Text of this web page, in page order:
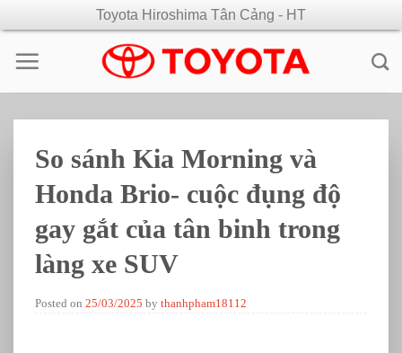
to
content
Toyota Hiroshima Tân Cảng - HT
So sánh Kia Morning và
Honda Brio- cuộc đụng độ
gay gắt của tân binh trong
làng xe SUV
Posted on 25/03/2025 by thanhpham18112